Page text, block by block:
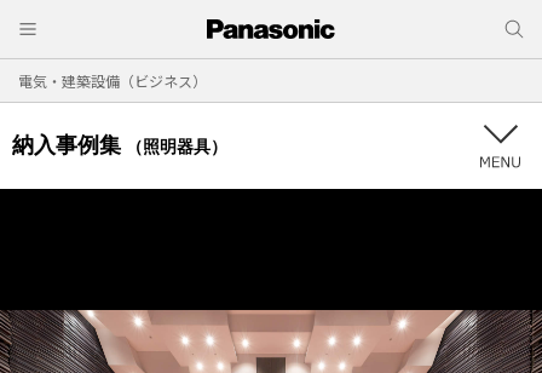
電気・建築設備（ビジネス）
納入事例集 （照明器具）